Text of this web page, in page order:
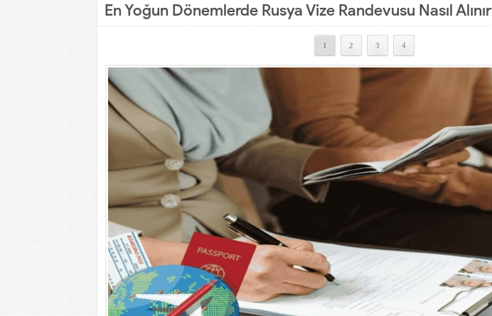
En Yoğun Dönemlerde Rusya Vize Randevusu Nasıl Alınır
1 2 3 4